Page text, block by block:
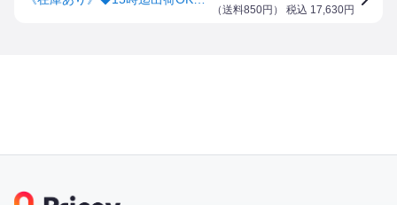
（送料850円 ） 税込 17,630円